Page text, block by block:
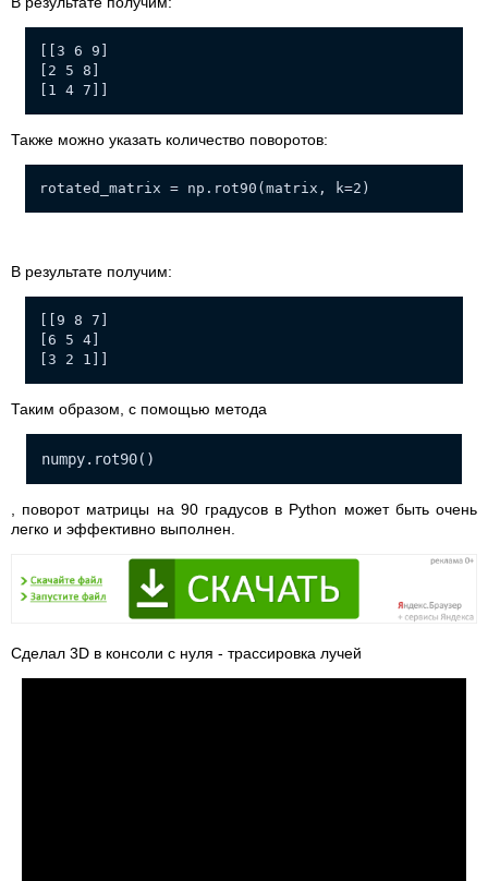
[[3 6 9]
[2 5 8]
[1 4 7]]
Также можно указать количество поворотов:
rotated_matrix = np.rot90(matrix, k=2)
В результате получим:
[[9 8 7]
[6 5 4]
[3 2 1]]
Таким образом, с помощью метода
numpy.rot90()
, поворот матрицы на 90 градусов в Python может быть очень
легко и эффективно выполнен.
Сделал 3D в консоли с нуля - трассировка лучей